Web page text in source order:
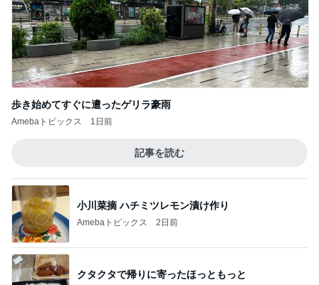
歩き始めてすぐに遭ったゲリラ豪雨
Amebaトピックス 1日前
記事を読む
小川菜摘 ハチミツレモン漬け作り
Amebaトピックス 2日前
クタクタで帰りに寄ったほっともっと